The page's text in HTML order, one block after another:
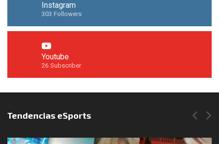
Instagram
303 Followers
Youtube
26 Subscriber
Síguenos en Instagram
Tendencias eSports